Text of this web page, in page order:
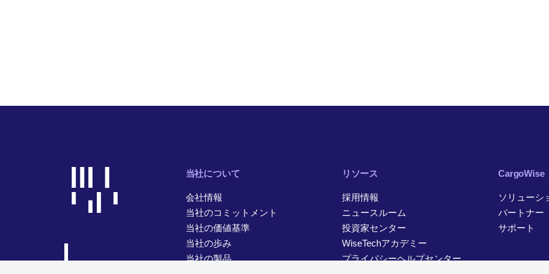
当社について
会社情報
当社のコミットメント
当社の価値基準
当社の歩み
当社の製品
リソース
採用情報
ニュースルーム
投資家センター
WiseTechアカデミー
プライバシーヘルプセンター
CargoWise
ソリューシ
パートナー
サポート